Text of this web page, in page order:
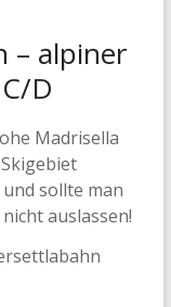
– alpiner
D
Madrisella
sollte man
auslassen!